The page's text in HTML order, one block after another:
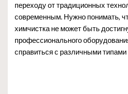
переходу от традиционных
современным. Нужно понимать,
химчистка не может быть
профессионального
справиться с различными типами